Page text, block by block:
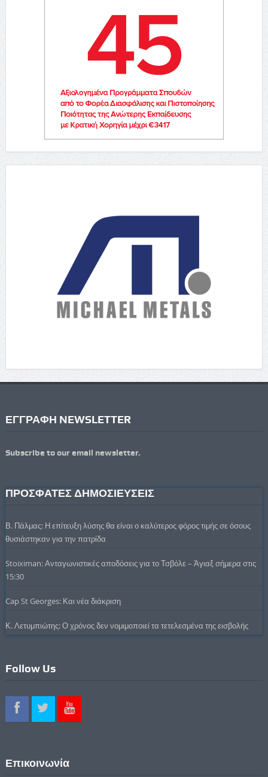
ΕΓΓΡΑΦΗ NEWSLETTER
Subscribe to our email newsletter.
ΠΡΟΣΦΑΤΕΣ ΔΗΜΟΣΙΕΥΣΕΙΣ
Β. Πάλμας: Η επίτευξη λύσης θα είναι ο καλύτερος φόρος τιμής σε όσους
θυσιάστηκαν για την πατρίδα
Stoiximan: Ανταγωνιστικές αποδόσεις για το Τσβόλε – Άγιαξ σήμερα στις
15:30
Cap St Georges: Και νέα διάκριση
Κ. Λετυμπιώτης: Ο χρόνος δεν νομιμοποιεί τα τετελεσμένα της εισβολής
Follow Us
Επικοινωνία